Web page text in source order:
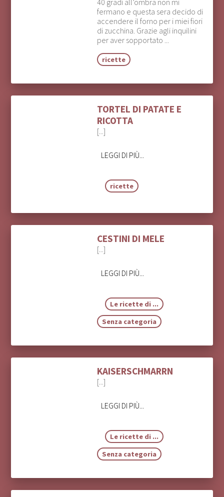
fermano e questa sera decido di
accendere il forno per i miei fiori
di zucchina. Grazie agli inquilini
per aver sopportato ...
ricette
TORTEL DI PATATE E
RICOTTA
[...]
LEGGI DI PIÙ...
ricette
CESTINI DI MELE
[...]
LEGGI DI PIÙ...
Le ricette di ...
Senza categoria
KAISERSCHMARRN
[...]
LEGGI DI PIÙ...
Le ricette di ...
Senza categoria